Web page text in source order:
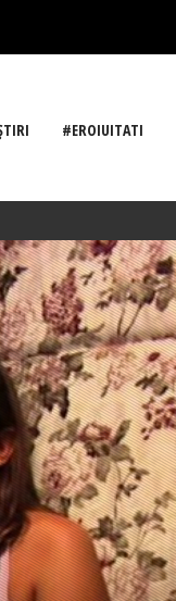
#EROIUITATI